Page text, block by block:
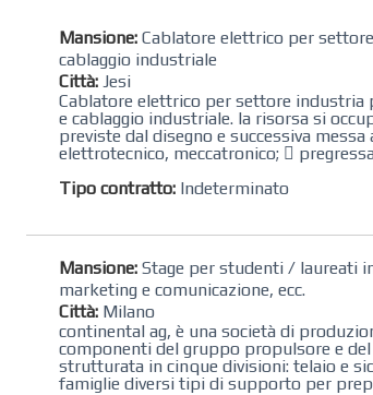
Mansione: Cablatore elettrico per
cablaggio industriale
Città: Jesi
Cablatore elettrico per settore industria
e cablaggio industriale. la risorsa si
previste dal disegno e successiva
elettrotecnico, meccatronico; 
Tipo contratto: Indeterminato
Mansione: Stage per studenti / laureati
marketing e comunicazione, ecc.
Città: Milano
continental ag, è una società di
componenti del gruppo propulsore e
strutturata in cinque divisioni: telaio e
famiglie diversi tipi di supporto per